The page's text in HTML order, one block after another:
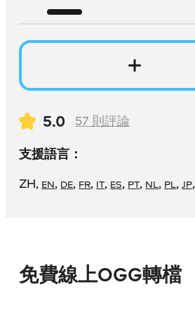
5.0 57 則評論
支援語言：
ZH, EN, DE, FR, IT, ES, PT, NL, PL,JP,
免費線上OGG轉檔